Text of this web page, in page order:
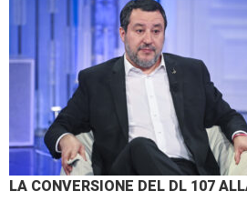
LA CONVERSIONE DEL DL 107